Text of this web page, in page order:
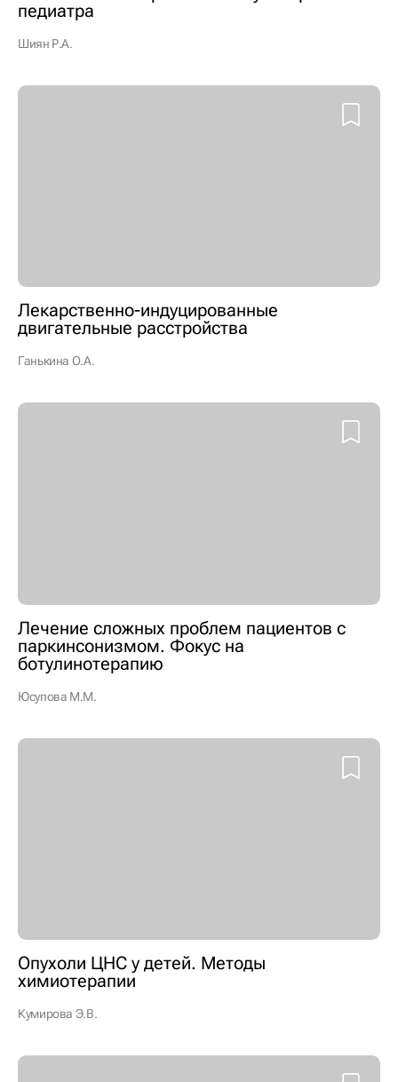
педиатра
Шиян Р.А.
Лекарственно-индуцированные
двигательные расстройства
Ганькина О.А.
Лечение сложных проблем пациентов с
паркинсонизмом. Фокус на
ботулинотерапию
Юсупова М.М.
Опухоли ЦНС у детей. Методы
химиотерапии
Кумирова Э.В.